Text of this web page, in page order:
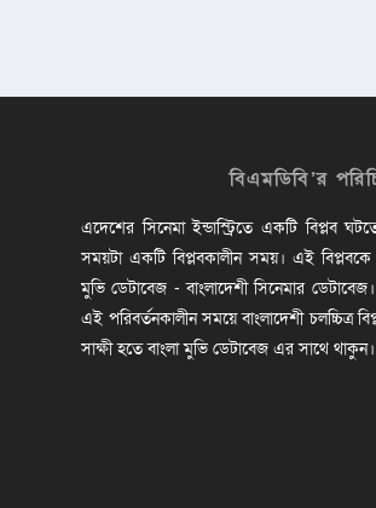
বিএমডিবি’র
এদেশের সিনেমা ইন্ডাস্ট্রিতে একটি বিপ্লব
সময়টা একটি বিপ্লবকালীন সময়। এই
মুভি ডেটাবেজ - বাংলাদেশী সিনেমার ডেটাবেজ।
এই পরিবর্তনকালীন সময়ে বাংলাদেশী চলচ্চিত্র
সাক্ষী হতে বাংলা মুভি ডেটাবেজ এর সাথে